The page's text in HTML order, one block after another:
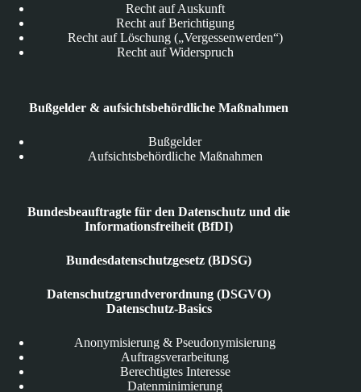
Recht auf Auskunft
Recht auf Berichtigung
Recht auf Löschung („Vergessenwerden“)
Recht auf Widerspruch
Bußgelder & aufsichtsbehördliche Maßnahmen
Bußgelder
Aufsichtsbehördliche Maßnahmen
Bundesbeauftragte für den Datenschutz und die
Informationsfreiheit (BfDI)
Bundesdatenschutzgesetz (BDSG)
Datenschutzgrundverordnung (DSGVO)
Datenschutz-Basics
Anonymisierung & Pseudonymisierung
Auftragsverarbeitung
Berechtigtes Interesse
Datenminimierung